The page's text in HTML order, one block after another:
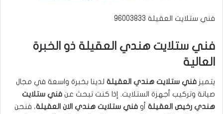
فني ستلايت العقيلة 96003833
فني ستلايت هندي العقيلة ذو الخبرة
العالية
يتميز فني ستلايت هندي العقيلة لدينا بخبرة واسعة في مجال
صيانة وتركيب أجهزة الستلايت. إذا كنت تبحث عن فني ستلايت
هندي رخيص العقيلة أو فني ستلايت هندي الان العقيلة، فنحن